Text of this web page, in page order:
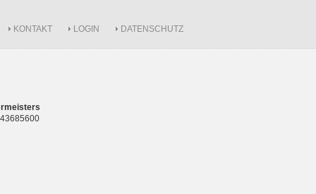
KONTAKT LOGIN DATENSCHUTZ